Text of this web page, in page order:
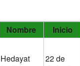
Nombre Inicio
Hedayat
22 de